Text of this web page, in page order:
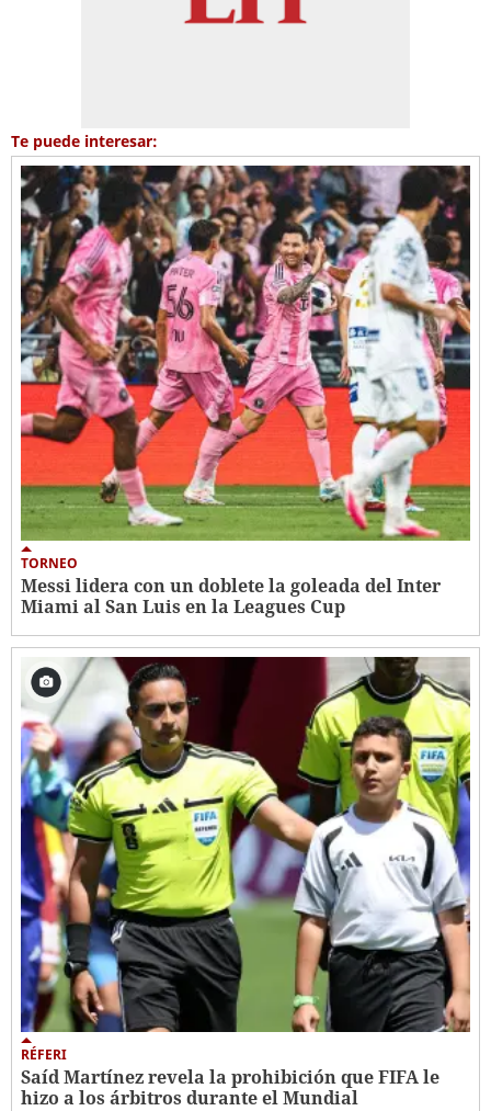
Te puede interesar:
TORNEO
Messi lidera con un doblete la goleada del Inter
Miami al San Luis en la Leagues Cup
RÉFERI
Saíd Martínez revela la prohibición que FIFA le
hizo a los árbitros durante el Mundial